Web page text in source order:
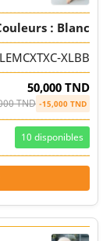
: Blanc
LEMCXTXC-XLBB
50,000 TND
TND -15,000 TND
10 disponibles